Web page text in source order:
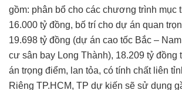
gồm: phân bổ cho các chương trình mục
16.000 tỷ đồng, bố trí cho dự án quan
19.698 tỷ đồng (dự án cao tốc Bắc –
cư sân bay Long Thành), 18.209 tỷ đồng
án trọng điểm, lan tỏa, có tính chất liên
Riêng TP.HCM, TP dự kiến sẽ sử dụng